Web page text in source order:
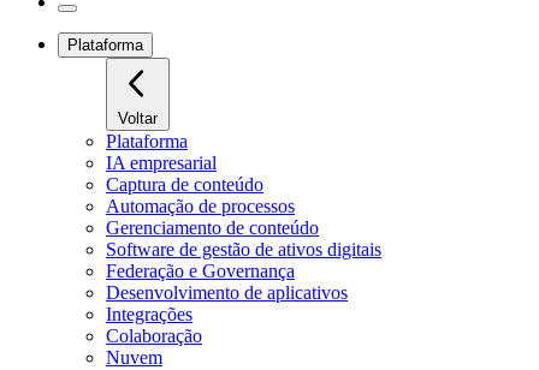
Plataforma
Voltar
Plataforma
IA empresarial
Captura de conteúdo
Automação de processos
Gerenciamento de conteúdo
Software de gestão de ativos digitais
Federação e Governança
Desenvolvimento de aplicativos
Integrações
Colaboração
Nuvem